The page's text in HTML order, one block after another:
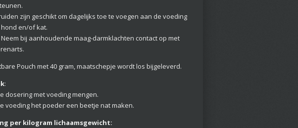
zijn geschikt om dagelijks toe te voegen aan de voeding
en/of kat.
Neem bij aanhoudende maag-darmklachten contact op met
Pouch met 40 gram, maatschepje wordt los bijgeleverd.
:
dosering met voeding mengen.
voeding het poeder een beetje nat maken.
per kilogram lichaamsgewicht: